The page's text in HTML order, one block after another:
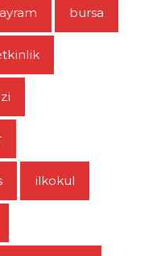
bursa
ilkokul